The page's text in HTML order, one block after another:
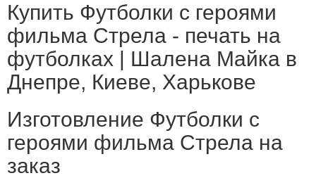
Купить Футболки с героями
фильма Стрела - печать на
футболках | Шалена Майка в
Днепре, Киеве, Харькове
Изготовление Футболки с
героями фильма Стрела на
заказ